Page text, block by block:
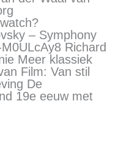
– Symphony
Richard
Meer klassiek
Film: Van stil
De
19e eeuw met